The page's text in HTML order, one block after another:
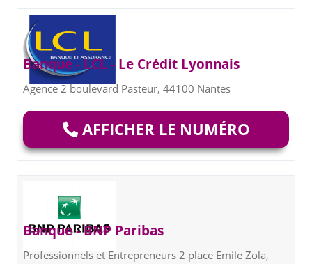
Banque - LCL - Le Crédit Lyonnais
Agence 2 boulevard Pasteur, 44100 Nantes
AFFICHER LE NUMÉRO
Banque - BNP Paribas
Professionnels et Entrepreneurs 2 place Emile Zola,